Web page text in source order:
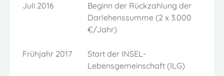
Juli 2016
Beginn der Rückzahlung der
Darlehenssumme (2 x 3.000
€/Jahr)
Frühjahr 2017
Start der INSEL-
Lebensgemeinschaft (ILG)